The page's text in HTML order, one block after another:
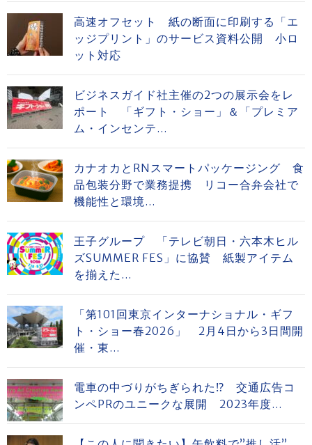
高速オフセット 紙の断面に印刷する「エ
ッジプリント」のサービス資料公開 小ロ
ット対応
ビジネスガイド社主催の2つの展示会をレ
ポート 「ギフト・ショー」＆「プレミア
ム・インセンテ...
カナオカとRNスマートパッケージング 食
品包装分野で業務提携 リコー合弁会社で
機能性と環境...
王子グループ 「テレビ朝日・六本木ヒル
ズSUMMER FES」に協賛 紙製アイテム
を揃えた...
「第101回東京インターナショナル・ギフ
ト・ショー春2026」 2月4日から3日間開
催・東...
電車の中づりがちぎられた⁉ 交通広告コ
ンペPRのユニークな展開 2023年度...